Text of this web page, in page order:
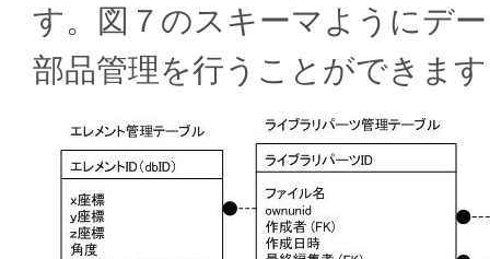
す。図７のスキーマようにデ
部品管理を行うことができま